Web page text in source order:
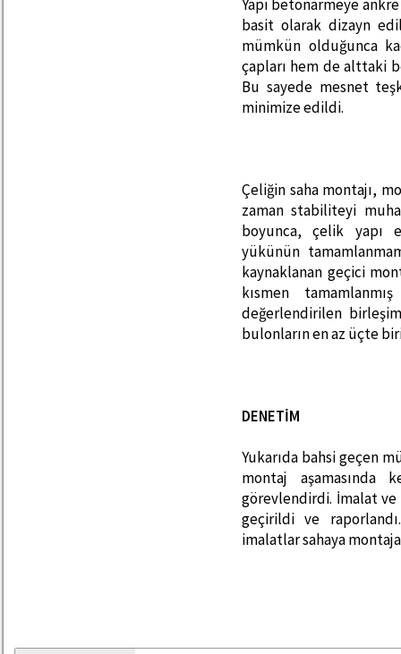
Yapı betonarmeye
basit olarak dizayn
mümkün olduğunca
çapları hem de alttaki
Bu sayede mesnet
minimize edildi.
Çeliğin saha montajı,
zaman stabiliteyi
boyunca, çelik yapı
yükünün
kaynaklanan geçici
kısmen
değerlendirilen
bulonların en az üçte
DENETİM
Yukarıda bahsi geçen
montaj aşamasında
görevlendirdi. İmalat
geçirildi ve
imalatlar sahaya